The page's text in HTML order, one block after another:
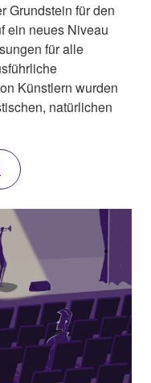
Grundstein für den
ein neues Niveau
für alle
Künstlern wurden
natürlichen